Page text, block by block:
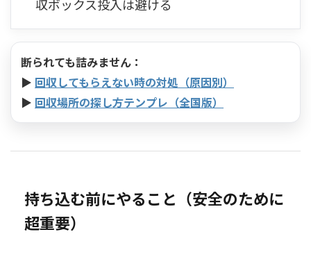
収ボックス投入は避ける
断られても詰みません：
▶ 回収してもらえない時の対処（原因別）
▶ 回収場所の探し方テンプレ（全国版）
持ち込む前にやること（安全のために
超重要）